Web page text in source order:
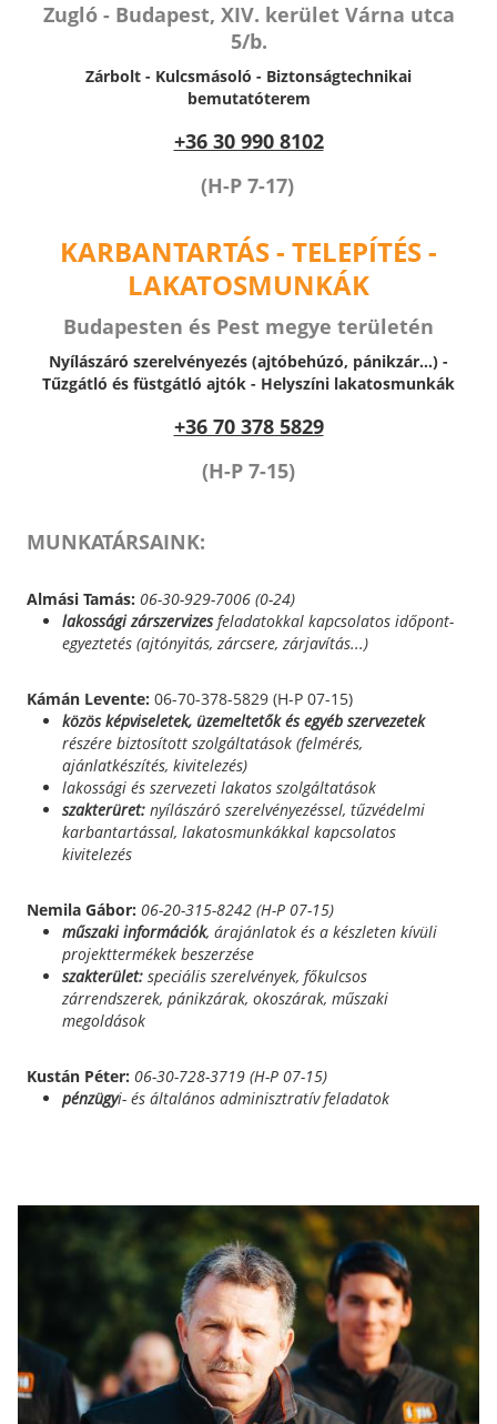
Zugló - Budapest, XIV. kerület Várna utca
5/b.
Zárbolt - Kulcsmásoló - Biztonságtechnikai
bemutatóterem
+36 30 990 8102
(H-P 7-17)
KARBANTARTÁS - TELEPÍTÉS -
LAKATOSMUNKÁK
Budapesten és Pest megye területén
Nyílászáró szerelvényezés (ajtóbehúzó, pánikzár...) -
Tűzgátló és füstgátló ajtók - Helyszíni lakatosmunkák
+36 70 378 5829
(H-P 7-15)
MUNKATÁRSAINK:
Almási Tamás: 06-30-929-7006 (0-24)
lakossági zárszervizesfeladatokkal kapcsolatos időpont-
egyeztetés (ajtónyitás, zárcsere, zárjavítás...)
Kámán Levente: 06-70-378-5829 (H-P 07-15)
közös képviseletek, üzemeltetők és egyéb szervezetek
részére biztosított szolgáltatások (felmérés,
ajánlatkészítés, kivitelezés)
lakossági és szervezeti lakatos szolgáltatások
szakterüret: nyílászáró szerelvényezéssel, tűzvédelmi
karbantartással, lakatosmunkákkal kapcsolatos
kivitelezés
Nemila Gábor: 06-20-315-8242 (H-P 07-15)
műszaki információk, árajánlatok és a készleten kívüli
projekttermékek beszerzése
szakterület: speciális szerelvények, főkulcsos
zárrendszerek, pánikzárak, okoszárak, műszaki
megoldások
Kustán Péter: 06-30-728-3719 (H-P 07-15)
pénzügyi- és általános adminisztratív feladatok